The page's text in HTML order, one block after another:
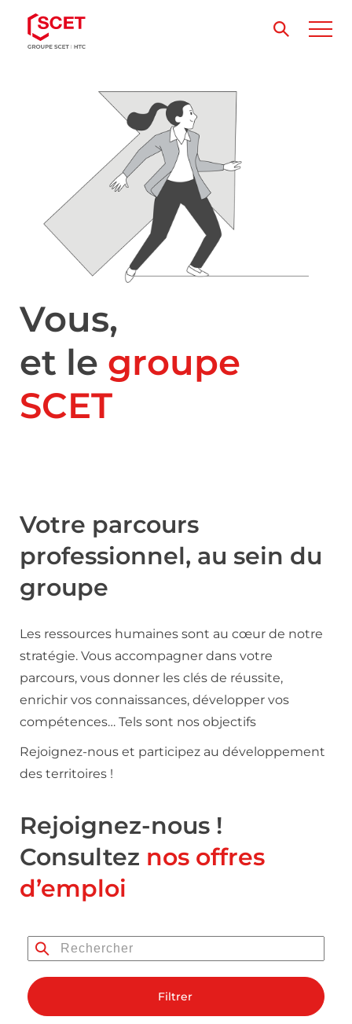
Vous,
et le groupe
SCET
Votre parcours
professionnel, au sein du
groupe
Les ressources humaines sont au cœur de notre
stratégie. Vous accompagner dans votre
parcours, vous donner les clés de réussite,
enrichir vos connaissances, développer vos
compétences… Tels sont nos objectifs
Rejoignez-nous et participez au développement
des territoires !
Rejoignez-nous !
Consultez nos offres
d’emploi
Filtrer